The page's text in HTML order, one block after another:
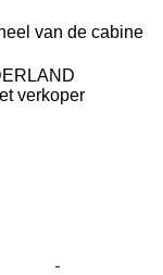
van de cabine
verkoper